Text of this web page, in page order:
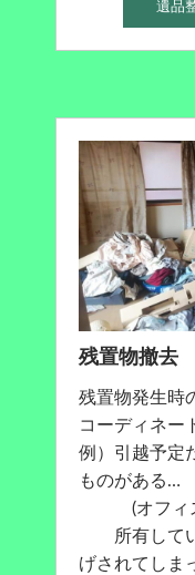
遺品
残置物撤去
残置物発生時
コーディネー
例）引越予定
ものがある…
(オフィス
所有してい
げされてしま